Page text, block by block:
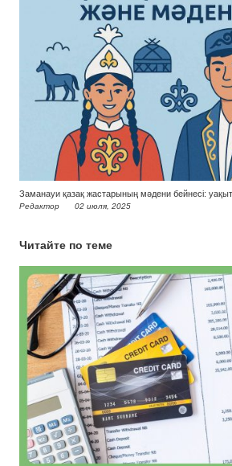
Заманауи қазақ жастарының мәдени бейнесі:
Редактор 02 июля, 2025
Читайте по теме